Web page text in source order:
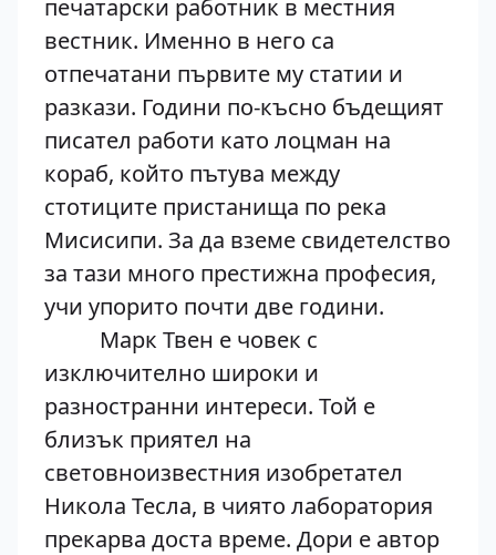
печатарски работник в местния
вестник. Именно в него са
отпечатани първите му статии и
разкази. Години по-късно бъдещият
писател работи като лоцман на
кораб, който пътува между
стотиците пристанища по река
Мисисипи. За да вземе свидетелство
за тази много престижна професия,
учи упорито почти две години.
Марк Твен е човек с
изключително широки и
разностранни интереси. Той е
близък приятел на
световноизвестния изобретател
Никола Тесла, в чиято лаборатория
прекарва доста време. Дори е автор